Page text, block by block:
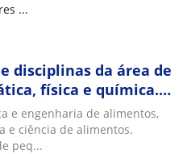
...
disciplinas da área de
física e química.
particulares
e engenharia de alimentos,
e ciência de alimentos.
peq...